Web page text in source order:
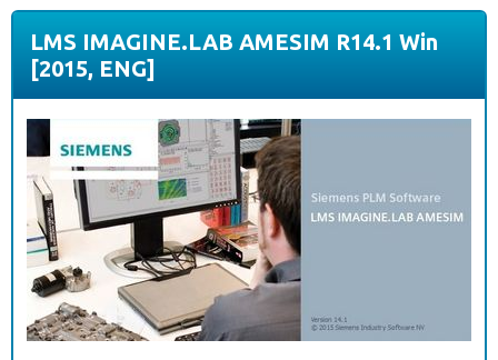
LMS IMAGINE.LAB AMESIM R14.1 Win
[2015, ENG]